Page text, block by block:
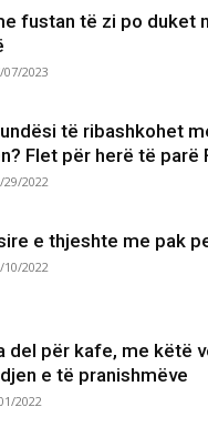
fustan të zi po duket
2023
të ribashkohet
Flet për herë të parë
2022
e thjeshte me pak
2022
del për kafe, me këtë
e të pranishmëve
2022